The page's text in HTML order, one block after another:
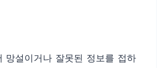
망설이거나 잘못된 정보를 접하